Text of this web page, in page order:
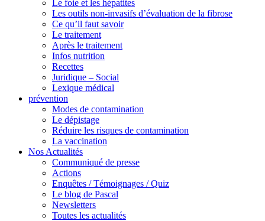
Le foie et les hépatites
Les outils non-invasifs d’évaluation de la fibrose
Ce qu’il faut savoir
Le traitement
Après le traitement
Infos nutrition
Recettes
Juridique – Social
Lexique médical
prévention
Modes de contamination
Le dépistage
Réduire les risques de contamination
La vaccination
Nos Actualités
Communiqué de presse
Actions
Enquêtes / Témoignages / Quiz
Le blog de Pascal
Newsletters
Toutes les actualités